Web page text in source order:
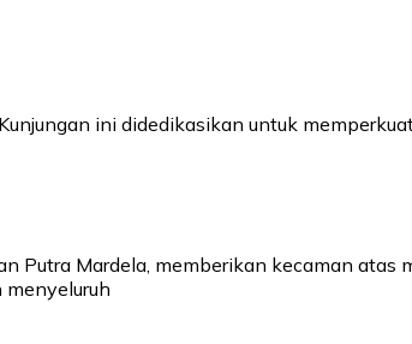
ini didedikasikan untuk
Putra Mardela, memberikan kecaman
menyeluruh